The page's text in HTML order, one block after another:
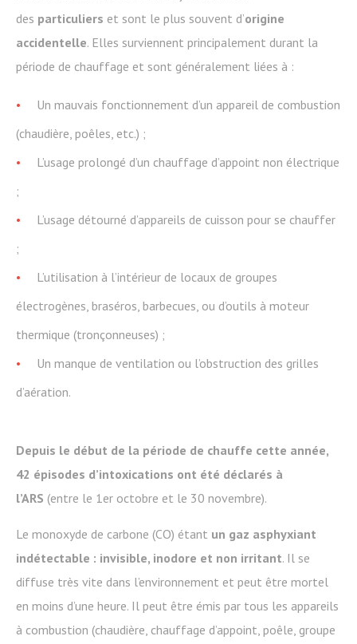
des particuliers et sont le plus souvent d’origine
accidentelle. Elles surviennent principalement durant la
période de chauffage et sont généralement liées à :
Un mauvais fonctionnement d’un appareil de combustion
(chaudière, poêles, etc.) ;
L’usage prolongé d’un chauffage d’appoint non électrique
;
L’usage détourné d’appareils de cuisson pour se chauffer
;
L’utilisation à l’intérieur de locaux de groupes
électrogènes, braséros, barbecues, ou d’outils à moteur
thermique (tronçonneuses) ;
Un manque de ventilation ou l’obstruction des grilles
d’aération.
Depuis le début de la période de chauffe cette année,
42 épisodes d’intoxications ont été déclarés à
l’ARS (entre le 1er octobre et le 30 novembre).
Le monoxyde de carbone (CO) étant un gaz asphyxiant
indétectable : invisible, inodore et non irritant. Il se
diffuse très vite dans l’environnement et peut être mortel
en moins d’une heure. Il peut être émis par tous les appareils
à combustion (chaudière, chauffage d’appoint, poêle, groupe